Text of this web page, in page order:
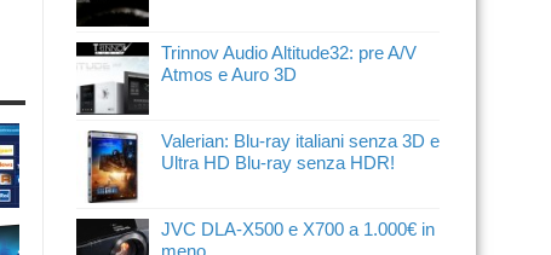
Trinnov Audio Altitude32: pre A/V
Atmos e Auro 3D
Valerian: Blu-ray italiani senza 3D e
Ultra HD Blu-ray senza HDR!
JVC DLA-X500 e X700 a 1.000€ in
meno